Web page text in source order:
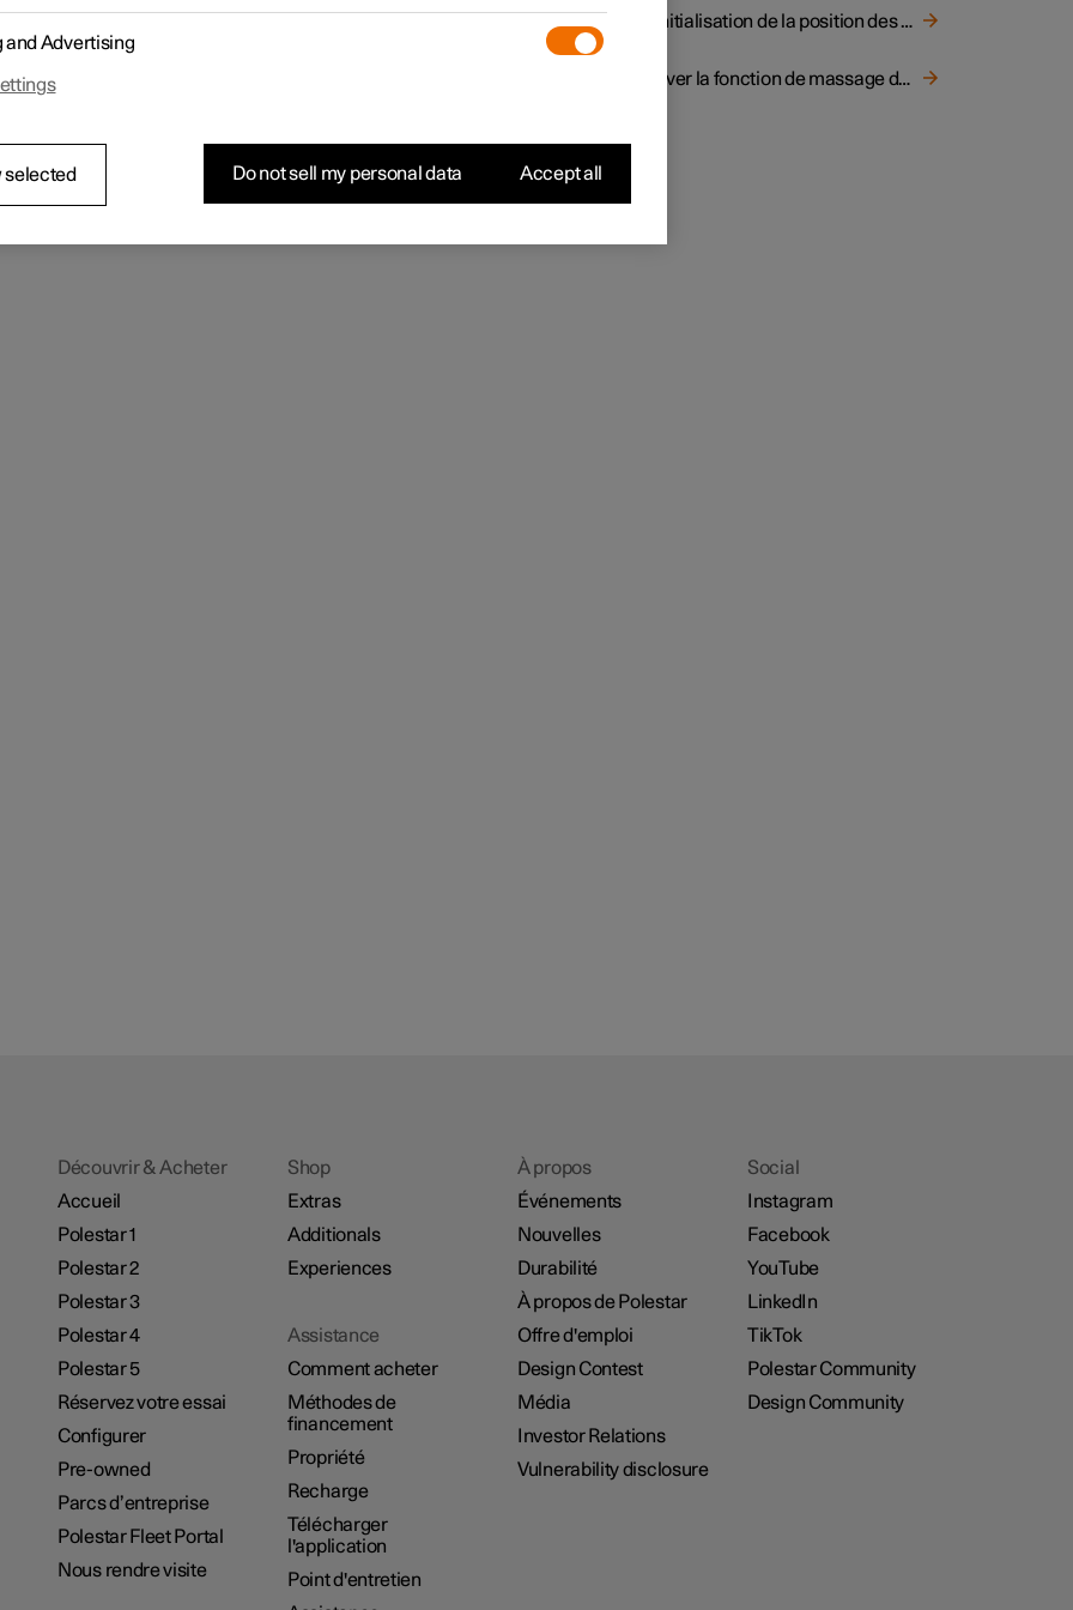
la poignée à l'avant du siège et tirez la.
Réinitialisation de la position des sièges avant
Activer la fonction de massage des sièges
Découvrir & Acheter
Accueil
Polestar 1
Polestar 2
Polestar 3
Polestar 4
Polestar 5
Réservez votre essai
Configurer
Pre-owned
Parcs d’entreprise
Polestar Fleet Portal
Nous rendre visite
Shop
Extras
Additionals
Experiences
Assistance
Comment acheter
Méthodes de
financement
Propriété
Recharge
Télécharger
l'application
Point d'entretien
À propos
Événements
Nouvelles
Durabilité
À propos de Polestar
Offre d'emploi
Design Contest
Média
Investor Relations
Vulnerability disclosure
Social
Instagram
Facebook
YouTube
LinkedIn
TikTok
Polestar Community
Design Community
and Advertising
selected Do not sell my personal data Accept all